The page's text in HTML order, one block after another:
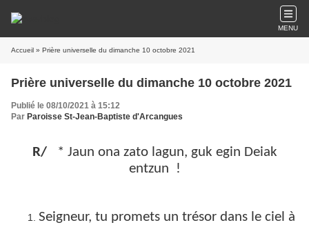
MENU
Accueil » Prière universelle du dimanche 10 octobre 2021
Prière universelle du dimanche 10 octobre 2021
Publié le 08/10/2021 à 15:12
Par Paroisse St-Jean-Baptiste d'Arcangues
R/* Jaun ona zato lagun, guk egin Deiak
entzun !
Seigneur, tu promets un trésor dans le ciel à